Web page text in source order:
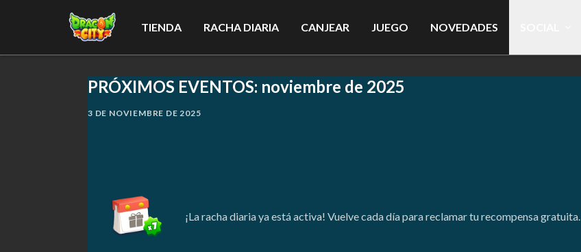
TIENDA RACHA DIARIA CANJEAR JUEGO NOVEDADES
PRÓXIMOS EVENTOS: noviembre de 2025
3 DE NOVIEMBRE DE 2025
¡La racha diaria ya está activa! Vuelve cada día para reclamar tu recompensa gratuita.